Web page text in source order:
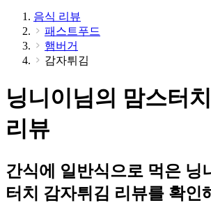
음식 리뷰
패스트푸드
햄버거
감자튀김
닝니이님의 맘스터
리뷰
간식에 일반식으로 먹은 닝
터치 감자튀김 리뷰를 확인